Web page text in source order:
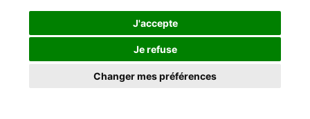
J'accepte
Je refuse
Changer mes préférences